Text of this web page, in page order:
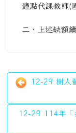
鐘點代課教師(
二、上述缺額
12-29 樹人
12-29 114年「